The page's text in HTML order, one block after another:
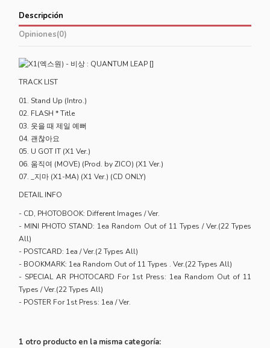
Descripción
Opiniones(0)
TRACK LIST
01. Stand Up (Intro.)
02. FLASH * Title
03. 웃을 때 제일 예뻐
04. 괜찮아요
05. U GOT IT (X1 Ver.)
06. 움직여 (MOVE) (Prod. by ZICO) (X1 Ver.)
07. _지마 (X1-MA) (X1 Ver.) (CD ONLY)
DETAIL INFO
- CD, PHOTOBOOK: Different Images / Ver.
- MINI PHOTO STAND: 1ea Random Out of 11 Types / Ver.(22 Types
All)
- POSTCARD: 1ea / Ver.(2 Types All)
- BOOKMARK: 1ea Random Out of 11 Types . Ver.(22 Types All)
- SPECIAL AR PHOTOCARD For 1st Press: 1ea Random Out of 11
Types / Ver.(22 Types All)
- POSTER For 1st Press: 1ea / Ver.
1 otro producto en la misma categoría: